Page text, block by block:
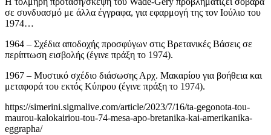
σε συνδυασμό με άλλα έγγραφα, για εφαρμογή της τον Ιούλιο του
1974…
1964 – Σχέδια αποδοχής προσφύγων στις Βρετανικές Βάσεις σε
περίπτωση εισβολής (έγινε πράξη το 1974).
1967 – Μυστικό σχέδιο διάσωσης Αρχ. Μακαρίου για βοήθεια και
μεταφορά του εκτός Κύπρου (έγινε πράξη το 1974).
https://simerini.sigmalive.com/article/2023/7/16/ta-gegonota-tou-
maurou-kalokairiou-tou-74-mesa-apo-bretanika-kai-amerikanika-
eggrapha/